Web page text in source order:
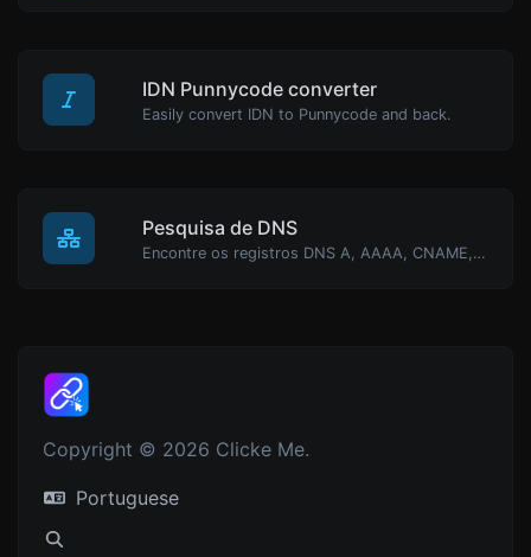
IDN Punnycode converter
Easily convert IDN to Punnycode and back.
Pesquisa de DNS
Encontre os registros DNS A, AAAA, CNAME, MX, NS, TXT, SOA de um host.
Copyright © 2026 Clicke Me.
Portuguese